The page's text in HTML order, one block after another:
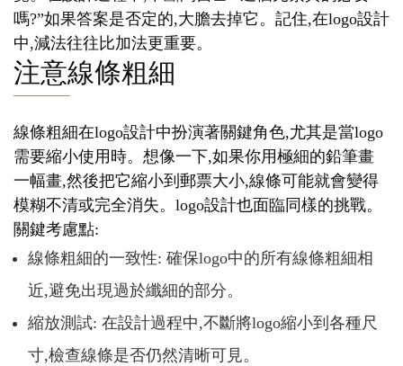
嗎?”如果答案是否定的,大膽去掉它。記住,在logo設計
中,減法往往比加法更重要。
注意線條粗細
線條粗細在logo設計中扮演著關鍵角色,尤其是當logo
需要縮小使用時。想像一下,如果你用極細的鉛筆畫
一幅畫,然後把它縮小到郵票大小,線條可能就會變得
模糊不清或完全消失。logo設計也面臨同樣的挑戰。
關鍵考慮點:
線條粗細的一致性: 確保logo中的所有線條粗細相
近,避免出現過於纖細的部分。
縮放測試: 在設計過程中,不斷將logo縮小到各種尺
寸,檢查線條是否仍然清晰可見。